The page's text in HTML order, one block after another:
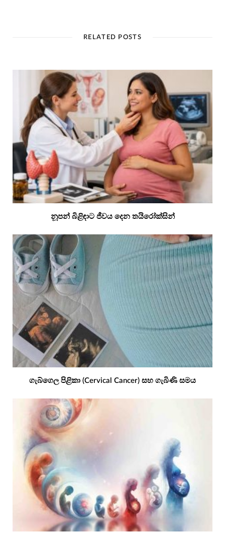
RELATED POSTS
නූපන් බිළිඳාට ජීවය දෙන තයිරෝක්සින්
ගැබ්ගෙල පිළිකා (Cervical Cancer) සහ ගැබිණි සමය